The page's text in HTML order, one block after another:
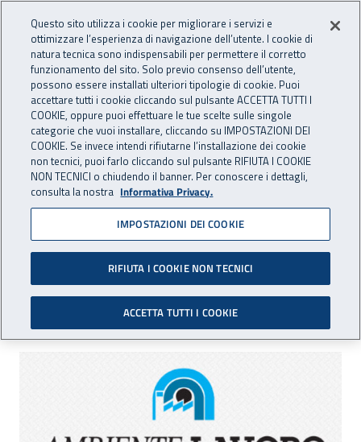
INAIL - Istituto Nazionale
Apri cerca
Navigazione principale
Navigazione - Ti trovi in:
Home Inail comunica Eventi
dal 19 al 21 ottobre 2016
Ambiente Lavoro, edizione
Bologna, 19 - 21 ottobre 2016
Ambiente Lavoro, edizione 2016
Questo sito utilizza i cookie per migliorare i servizi e
ottimizzare l’esperienza di navigazione dell’utente. I cookie di
natura tecnica sono indispensabili per permettere il corretto
funzionamento del sito. Solo previo consenso dell’utente,
possono essere installati ulteriori tipologie di cookie. Puoi
accettare tutti i cookie cliccando sul pulsante ACCETTA TUTTI I
COOKIE, oppure puoi effettuare le tue scelte sulle singole
categorie che vuoi installare, cliccando su IMPOSTAZIONI DEI
COOKIE. Se invece intendi rifiutarne l’installazione dei cookie
non tecnici, puoi farlo cliccando sul pulsante RIFIUTA I COOKIE
NON TECNICI o chiudendo il banner. Per conoscere i dettagli,
consulta la nostra Informativa Privacy.
IMPOSTAZIONI DEI COOKIE
RIFIUTA I COOKIE NON TECNICI
ACCETTA TUTTI I COOKIE